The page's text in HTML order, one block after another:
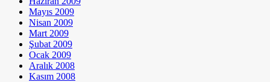
Mayıs 2009
Nisan 2009
Mart 2009
Şubat 2009
Ocak 2009
Aralık 2008
Kasım 2008